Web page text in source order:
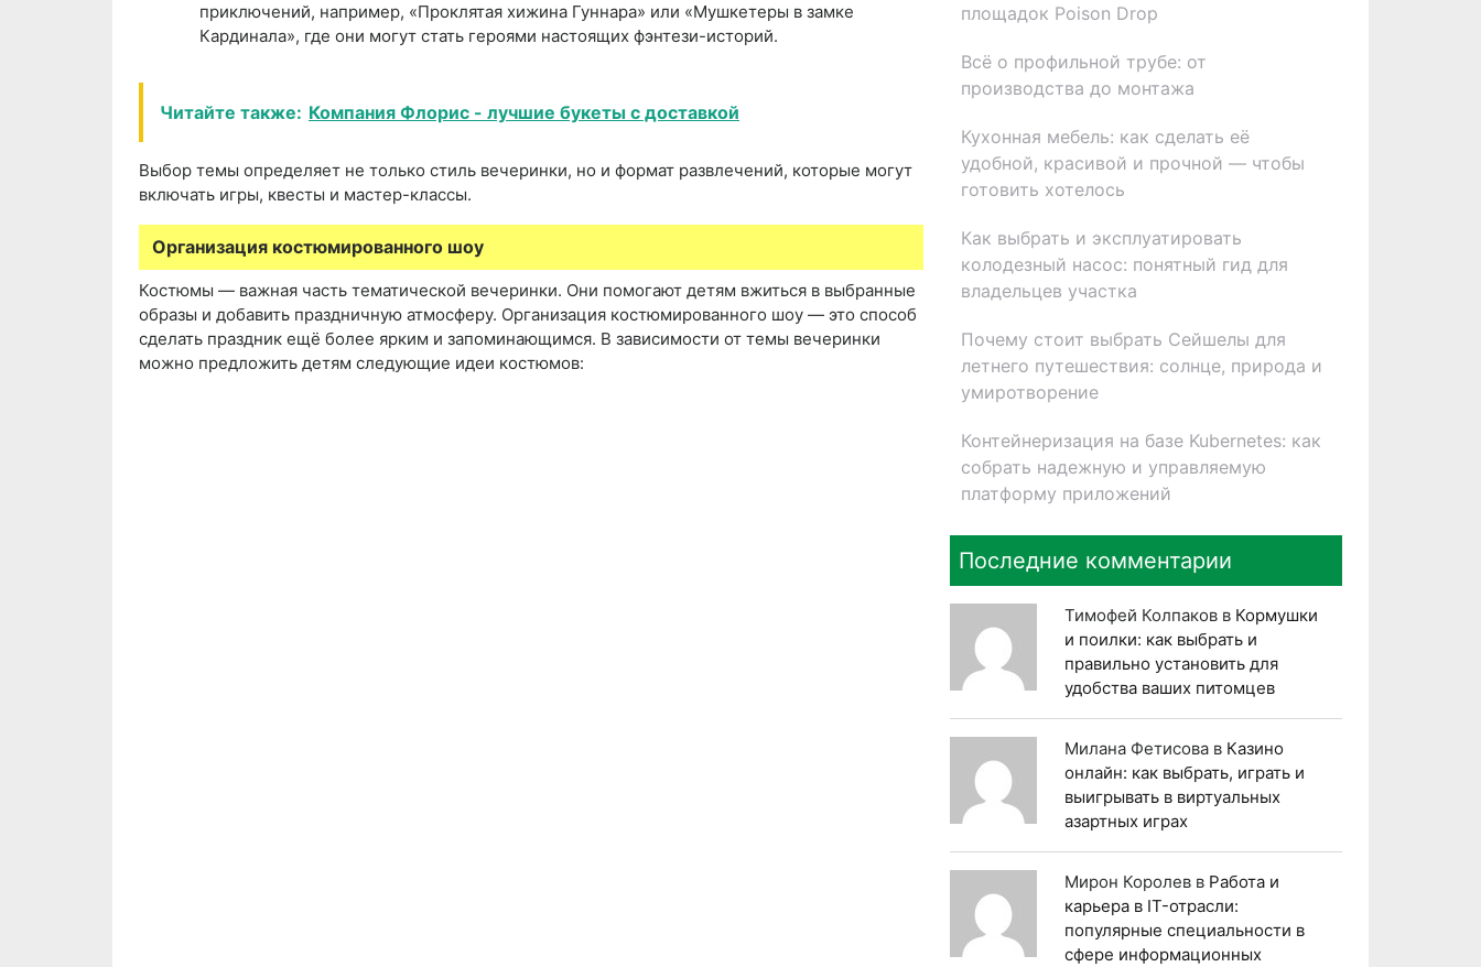
приключений, например, «Проклятая хижина Гуннара» или «Мушкетеры в замке
Кардинала», где они могут стать героями настоящих фэнтези-историй.
Читайте также: Компания Флорис - лучшие букеты с доставкой
Выбор темы определяет не только стиль вечеринки, но и формат развлечений, которые могут
включать игры, квесты и мастер-классы.
Организация костюмированного шоу
Костюмы — важная часть тематической вечеринки. Они помогают детям вжиться в выбранные
образы и добавить праздничную атмосферу. Организация костюмированного шоу — это способ
сделать праздник ещё более ярким и запоминающимся. В зависимости от темы вечеринки
можно предложить детям следующие идеи костюмов:
площадок Poison Drop
Всё о профильной трубе: от
производства до монтажа
Кухонная мебель: как сделать её
удобной, красивой и прочной — чтобы
готовить хотелось
Как выбрать и эксплуатировать
колодезный насос: понятный гид для
владельцев участка
Почему стоит выбрать Сейшелы для
летнего путешествия: солнце, природа и
умиротворение
Контейнеризация на базе Kubernetes: как
собрать надежную и управляемую
платформу приложений
Последние комментарии
Тимофей Колпаков в Кормушки
и поилки: как выбрать и
правильно установить для
удобства ваших питомцев
Милана Фетисова в Казино
онлайн: как выбрать, играть и
выигрывать в виртуальных
азартных играх
Мирон Королев в Работа и
карьера в IT-отрасли:
популярные специальности в
сфере информационных